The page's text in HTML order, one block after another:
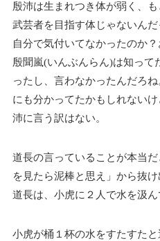
殷沛は生まれつき体が弱く、
武芸者を目指す体じゃないんだ
自分で気付いてなかったのか？
殷聞嵐(いんぶんらん)は知って
ったし、言わなかったんだろ
にも分かってたかもしれない
沛に言う訳はない。
道長の言っていることが本当
を見たら泥棒と思え」から抜け
道長は、小虎に２人で水を汲ん
小虎が桶１杯の水をすたすた